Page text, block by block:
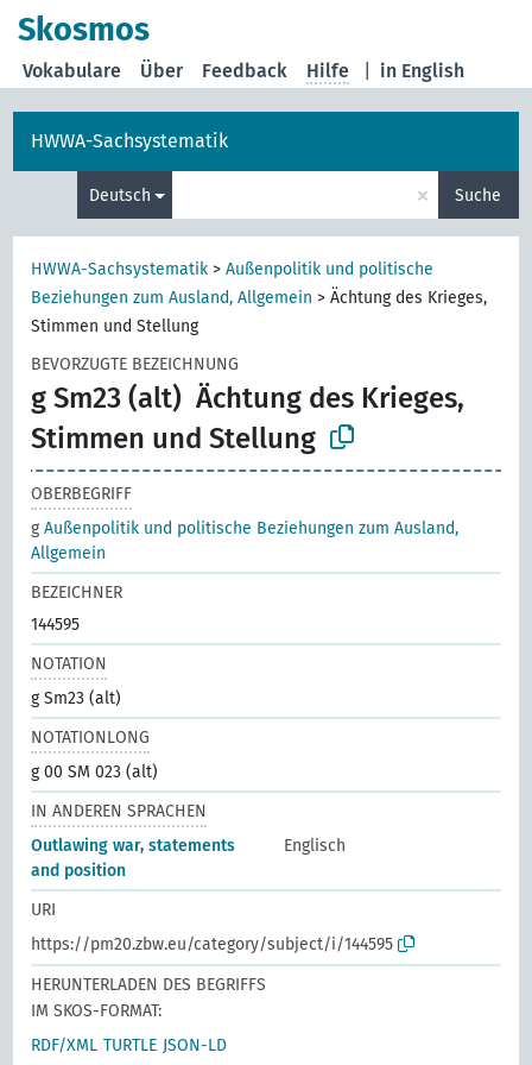
Skosmos
in English
Vokabulare Über Feedback Hilfe
HWWA-Sachsystematik
Deutsch × Suche
HWWA-Sachsystematik >Außenpolitik und politische
Beziehungen zum Ausland, Allgemein >Ächtung des Krieges,
Stimmen und Stellung
BEVORZUGTE BEZEICHNUNG
g Sm23 (alt) Ächtung des Krieges,
Stimmen und Stellung
OBERBEGRIFF
gAußenpolitik und politische Beziehungen zum Ausland,
Allgemein
BEZEICHNER
144595
NOTATION
g Sm23 (alt)
NOTATIONLONG
g 00 SM 023 (alt)
IN ANDEREN SPRACHEN
Outlawing war, statements
and position
Englisch
URI
https://pm20.zbw.eu/category/subject/i/144595
HERUNTERLADEN DES BEGRIFFS
IM SKOS-FORMAT:
RDF/XML TURTLE JSON-LD